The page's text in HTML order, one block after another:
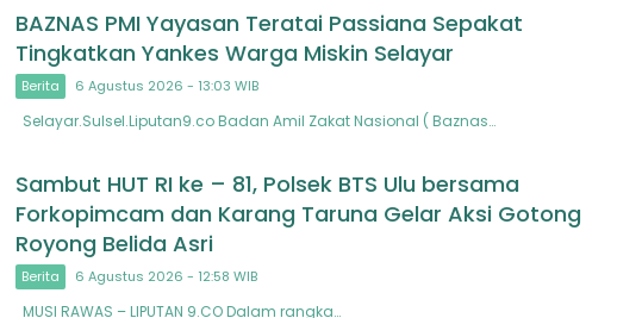
BAZNAS PMI Yayasan Teratai Passiana Sepakat
Tingkatkan Yankes Warga Miskin Selayar
Berita 6 Agustus 2026 - 13:03 WIB
Selayar.Sulsel.Liputan9.co Badan Amil Zakat Nasional ( Baznas…
Sambut HUT RI ke – 81, Polsek BTS Ulu bersama
Forkopimcam dan Karang Taruna Gelar Aksi Gotong
Royong Belida Asri
Berita 6 Agustus 2026 - 12:58 WIB
MUSI RAWAS – LIPUTAN 9.CO Dalam rangka…